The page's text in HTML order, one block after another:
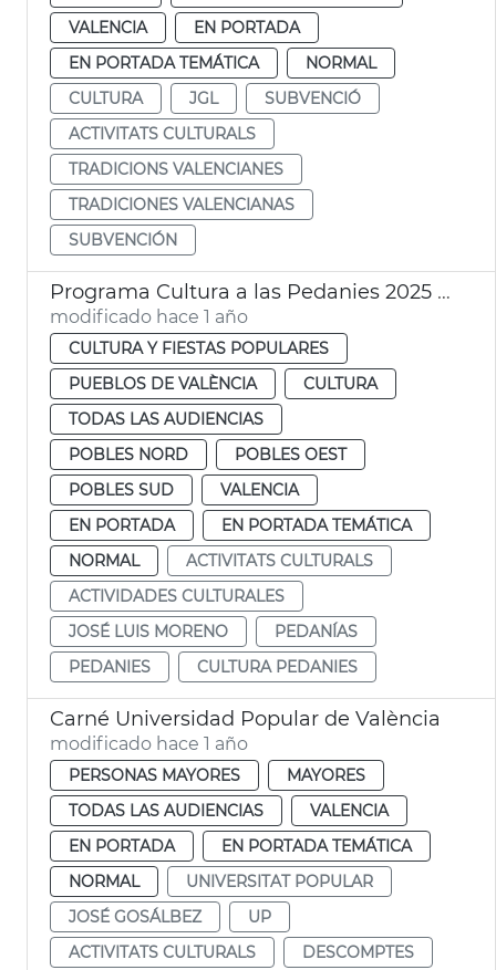
VALENCIA
EN PORTADA
EN PORTADA TEMÁTICA
NORMAL
CULTURA
JGL
SUBVENCIÓ
ACTIVITATS CULTURALS
TRADICIONS VALENCIANES
TRADICIONES VALENCIANAS
SUBVENCIÓN
Programa Cultura a las Pedanies 2025 València
modificado hace 1 año
CULTURA Y FIESTAS POPULARES
PUEBLOS DE VALÈNCIA
CULTURA
TODAS LAS AUDIENCIAS
POBLES NORD
POBLES OEST
POBLES SUD
VALENCIA
EN PORTADA
EN PORTADA TEMÁTICA
NORMAL
ACTIVITATS CULTURALS
ACTIVIDADES CULTURALES
JOSÉ LUIS MORENO
PEDANÍAS
PEDANIES
CULTURA PEDANIES
Carné Universidad Popular de València
modificado hace 1 año
PERSONAS MAYORES
MAYORES
TODAS LAS AUDIENCIAS
VALENCIA
EN PORTADA
EN PORTADA TEMÁTICA
NORMAL
UNIVERSITAT POPULAR
JOSÉ GOSÁLBEZ
UP
ACTIVITATS CULTURALS
DESCOMPTES